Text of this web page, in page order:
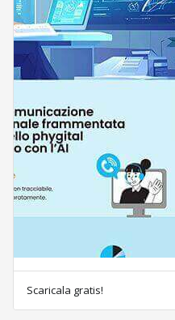
Scaricala gratis!